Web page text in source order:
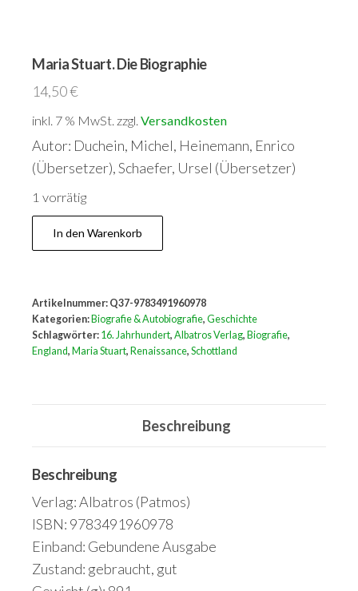
Maria Stuart. Die Biographie
14,50€
inkl. 7 % MwSt. zzgl. Versandkosten
Autor: Duchein, Michel, Heinemann, Enrico
(Übersetzer), Schaefer, Ursel (Übersetzer)
1 vorrätig
Maria
Stuart.
Menge
In den Warenkorb
Artikelnummer: Q37-9783491960978
Kategorien: Biografie & Autobiografie, Geschichte
Schlagwörter: 16. Jahrhundert, Albatros Verlag, Biografie,
England, Maria Stuart, Renaissance, Schottland
Beschreibung
Beschreibung
Verlag: Albatros (Patmos)
ISBN: 9783491960978
Einband: Gebundene Ausgabe
Zustand: gebraucht, gut